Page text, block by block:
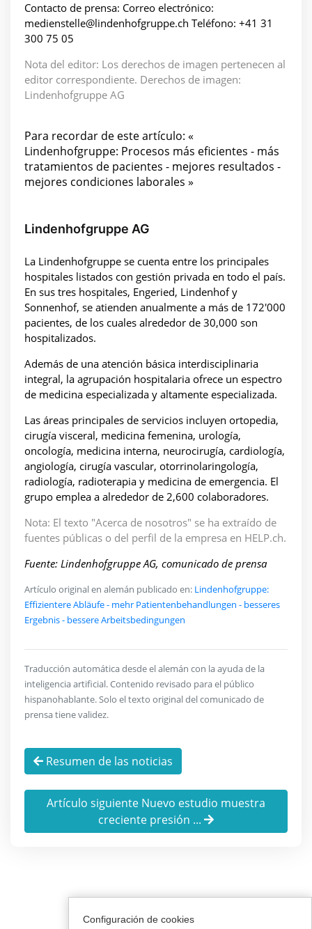
Contacto de prensa: Correo electrónico:
medienstelle@lindenhofgruppe.ch Teléfono: +41 31
300 75 05
Nota del editor: Los derechos de imagen pertenecen al
editor correspondiente. Derechos de imagen:
Lindenhofgruppe AG
Para recordar de este artículo: «
Lindenhofgruppe: Procesos más eficientes - más
tratamientos de pacientes - mejores resultados -
mejores condiciones laborales »
Lindenhofgruppe AG
La Lindenhofgruppe se cuenta entre los principales
hospitales listados con gestión privada en todo el país.
En sus tres hospitales, Engeried, Lindenhof y
Sonnenhof, se atienden anualmente a más de 172'000
pacientes, de los cuales alrededor de 30,000 son
hospitalizados.
Además de una atención básica interdisciplinaria
integral, la agrupación hospitalaria ofrece un espectro
de medicina especializada y altamente especializada.
Las áreas principales de servicios incluyen ortopedia,
cirugía visceral, medicina femenina, urología,
oncología, medicina interna, neurocirugía, cardiología,
angiología, cirugía vascular, otorrinolaringología,
radiología, radioterapia y medicina de emergencia. El
grupo emplea a alrededor de 2,600 colaboradores.
Nota: El texto "Acerca de nosotros" se ha extraído de
fuentes públicas o del perfil de la empresa en HELP.ch.
Fuente: Lindenhofgruppe AG, comunicado de prensa
Artículo original en alemán publicado en: Lindenhofgruppe:
Effizientere Abläufe - mehr Patientenbehandlungen - besseres
Ergebnis - bessere Arbeitsbedingungen
Traducción automática desde el alemán con la ayuda de la
inteligencia artificial. Contenido revisado para el público
hispanohablante. Solo el texto original del comunicado de
prensa tiene validez.
Resumen de las noticias
Artículo siguiente Nuevo estudio muestra
creciente presión ...
Configuración de cookies